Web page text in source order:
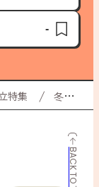
-
特集 冬
BACK TO TOP